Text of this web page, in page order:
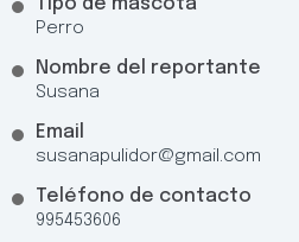
Perro
Nombre del reportante
Susana
Email
susanapulidor@gmail.com
Teléfono de contacto
995453606